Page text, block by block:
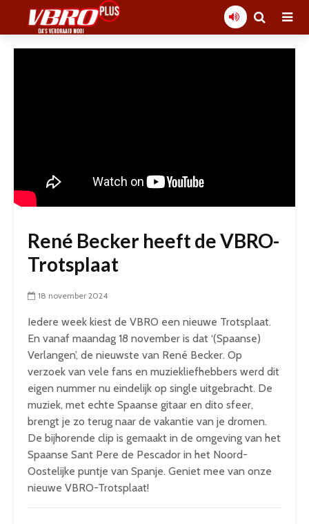
René Becker heeft de VBRO-
Trotsplaat
18 november 2024
Iedere week kiest de VBRO een nieuwe Trotsplaat.
En vanaf maandag 18 november is dat ‘(Spaanse)
Verlangen’, de nieuwste van René Becker. Op
verzoek van vele fans en muziekliefhebbers werd dit
eigen nummer nu eindelijk op single uitgebracht. De
muziek, met echte Spaanse gitaar en dito sfeer,
brengt je zo terug naar de vakantie van je dromen.
De bijhorende clip is gemaakt in de omgeving van het
Spaanse Sant Pere de Pescador in het Noord-
Oostelijke puntje van Spanje. Geniet mee van onze
nieuwe VBRO-Trotsplaat!